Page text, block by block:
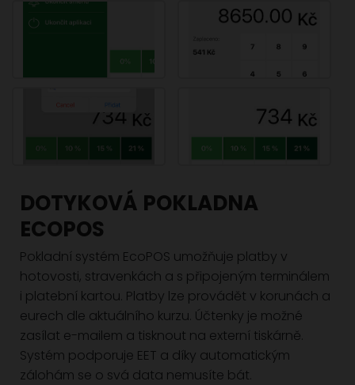
DOTYKOVÁ POKLADNA
ECOPOS
Pokladní systém EcoPOS umožňuje platby v
hotovosti, stravenkách a s připojeným terminálem
i platební kartou. Platby lze provádět v korunách a
eurech dle aktuálního kurzu. Účtenky je možné
zasílat e-mailem a tisknout na externí tiskárně.
Systém podporuje EET a díky automatickým
zálohám se o svá data nemusíte bát.